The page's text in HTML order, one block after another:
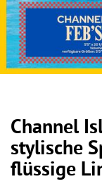
Channel
stylische
flüssige